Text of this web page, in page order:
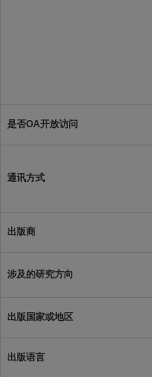
是否OA开放访问
通讯方式
出版商
涉及的研究方向
出版国家或地区
出版语言